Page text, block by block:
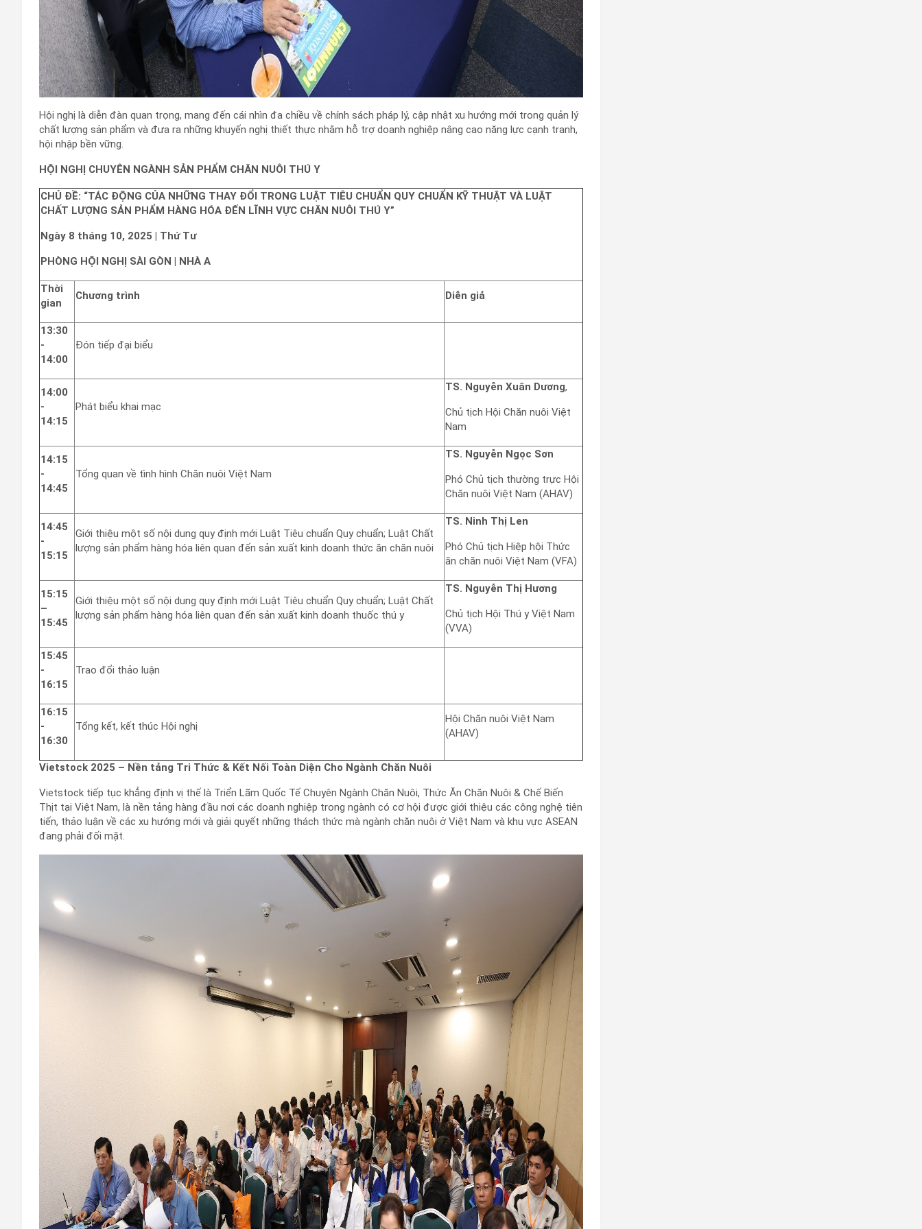
Hội nghị là diễn đàn quan trọng, mang đến cái nhìn đa chiều về chính sách pháp lý, cập nhật xu hướng mới trong quản lý
chất lượng sản phẩm và đưa ra những khuyến nghị thiết thực nhằm hỗ trợ doanh nghiệp nâng cao năng lực cạnh tranh,
hội nhập bền vững.
HỘI NGHỊ CHUYÊN NGÀNH SẢN PHẨM CHĂN NUÔI THÚ Y
CHỦ ĐỀ: “TÁC ĐỘNG CỦA NHỮNG THAY ĐỔI TRONG LUẬT TIÊU CHUẨN QUY CHUẨN KỸ THUẬT VÀ LUẬT
CHẤT LƯỢNG SẢN PHẨM HÀNG HÓA ĐẾN LĨNH VỰC CHĂN NUÔI THÚ Y”
Ngày 8 tháng 10, 2025 | Thứ Tư
PHÒNG HỘI NGHỊ SÀI GÒN | NHÀ A
Thời
gian
Chương trình Diễn giả
13:30
-
14:00
Đón tiếp đại biểu
14:00
-
14:15
Phát biểu khai mạc
TS. Nguyễn Xuân Dương,
Chủ tịch Hội Chăn nuôi Việt
Nam
14:15
-
14:45
Tổng quan về tình hình Chăn nuôi Việt Nam
TS. Nguyễn Ngọc Sơn
Phó Chủ tịch thường trực Hội
Chăn nuôi Việt Nam (AHAV)
14:45
-
15:15
Giới thiệu một số nội dung quy định mới Luật Tiêu chuẩn Quy chuẩn; Luật Chất
lượng sản phẩm hàng hóa liên quan đến sản xuất kinh doanh thức ăn chăn nuôi
TS. Ninh Thị Len
Phó Chủ tịch Hiệp hội Thức
ăn chăn nuôi Việt Nam (VFA)
15:15
–
15:45
Giới thiệu một số nội dung quy định mới Luật Tiêu chuẩn Quy chuẩn; Luật Chất
lượng sản phẩm hàng hóa liên quan đến sản xuất kinh doanh thuốc thú y
TS. Nguyễn Thị Hương
Chủ tịch Hội Thú y Việt Nam
(VVA)
15:45
-
16:15
Trao đổi thảo luận
16:15
-
16:30
Tổng kết, kết thúc Hội nghị
Hội Chăn nuôi Việt Nam
(AHAV)
Vietstock 2025 – Nền tảng Tri Thức & Kết Nối Toàn Diện Cho Ngành Chăn Nuôi
Vietstock tiếp tục khẳng định vị thế là Triển Lãm Quốc Tế Chuyên Ngành Chăn Nuôi, Thức Ăn Chăn Nuôi & Chế Biến
Thịt tại Việt Nam, là nền tảng hàng đầu nơi các doanh nghiệp trong ngành có cơ hội được giới thiệu các công nghệ tiên
tiến, thảo luận về các xu hướng mới và giải quyết những thách thức mà ngành chăn nuôi ở Việt Nam và khu vực ASEAN
đang phải đối mặt.